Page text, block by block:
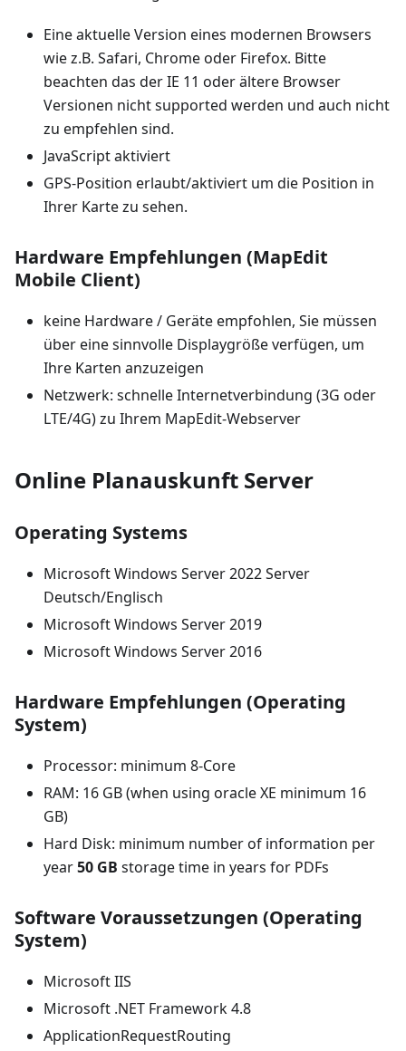
Eine aktuelle Version eines modernen Browsers
wie z.B. Safari, Chrome oder Firefox. Bitte
beachten das der IE 11 oder ältere Browser
Versionen nicht supported werden und auch nicht
zu empfehlen sind.
JavaScript aktiviert
GPS-Position erlaubt/aktiviert um die Position in
Ihrer Karte zu sehen.
Hardware Empfehlungen (MapEdit
Mobile Client)
keine Hardware / Geräte empfohlen, Sie müssen
über eine sinnvolle Displaygröße verfügen, um
Ihre Karten anzuzeigen
Netzwerk: schnelle Internetverbindung (3G oder
LTE/4G) zu Ihrem MapEdit-Webserver
Online Planauskunft Server
Operating Systems
Microsoft Windows Server 2022 Server
Deutsch/Englisch
Microsoft Windows Server 2019
Microsoft Windows Server 2016
Hardware Empfehlungen (Operating
System)
Processor: minimum 8-Core
RAM: 16 GB (when using oracle XE minimum 16
GB)
Hard Disk: minimum number of information per
year50 GB storage time in years for PDFs
Software Voraussetzungen (Operating
System)
Microsoft IIS
Microsoft .NET Framework 4.8
ApplicationRequestRouting